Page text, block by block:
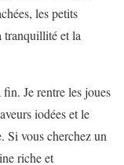
les petits
tranquillité et la
Je rentre les joues
iodées et le
Si vous cherchez un
riche et